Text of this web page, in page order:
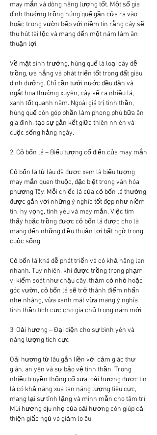
may mắn và dòng năng lượng tốt. Một số gia
đình thường trồng húng quế gần cửa ra vào
hoặc trong vườn bếp với niềm tin rằng cây sẽ
thu hút tài lộc và mang đến một năm làm ăn
thuận lợi.
Về mặt sinh trưởng, húng quế là loại cây dễ
trồng, ưa nắng và phát triển tốt trong đất giàu
dinh dưỡng. Chỉ cần tưới nước đều đặn và
ngắt hoa thường xuyên, cây sẽ ra nhiều lá,
xanh tốt quanh năm. Ngoài giá trị tinh thần,
húng quế còn góp phần làm phong phú bữa ăn
gia đình, tạo sự gắn kết giữa thiên nhiên và
cuộc sống hằng ngày.
2. Cỏ bốn lá – Biểu tượng cổ điển của may mắn
Cỏ bốn lá từ lâu đã được xem là biểu tượng
may mắn quen thuộc, đặc biệt trong văn hóa
phương Tây. Mỗi chiếc lá của cỏ bốn lá thường
được gắn với những ý nghĩa tốt đẹp như niềm
tin, hy vọng, tình yêu và may mắn. Việc tìm
thấy hoặc trồng được cỏ bốn lá được cho là
mang đến những điều thuận lợi bất ngờ trong
cuộc sống.
Cỏ bốn lá khá dễ phát triển và có khả năng lan
nhanh. Tuy nhiên, khi được trồng trong phạm
vi kiểm soát như chậu cây, thảm cỏ nhỏ hoặc
góc vườn, cỏ bốn lá sẽ trở thành điểm nhấn
nhẹ nhàng, vừa xanh mát vừa mang ý nghĩa
tinh thần tích cực cho gia chủ trong năm mới.
3. Oải hương – Đại diện cho sự bình yên và
năng lượng tích cực
Oải hương từ lâu gắn liền với cảm giác thư
giãn, an yên và sự bảo vệ tinh thần. Trong
nhiều truyền thống cổ xưa, oải hương được tin
là có khả năng xua tan năng lượng tiêu cực,
mang lại sự tĩnh lặng và minh mẫn cho tâm trí.
Mùi hương dịu nhẹ của oải hương còn giúp cải
thiện giấc ngủ và giảm lo âu.